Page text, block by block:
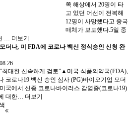
쪽 해상에서 20명이 타
고 있던 어선이 전복해
12명이 사망했다고 중국
매체가 보도했다.5일 중
… 더보기
모더나, 미 FDA에 코로나 백신 정식승인 신청 완
최대한 신속하게 검토"▲미국 식품의약국(FDA),
코로나19 백신 승인 심사 (PG)바이오기업 모더
국에서 신종 코로나바이러스 감염증(코로나19)
대한… 더보기